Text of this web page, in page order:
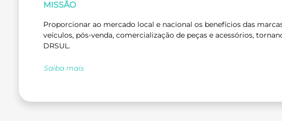
MISSÃO
Proporcionar ao mercado local e nacional os benefícios das
veículos, pós-venda, comercialização de peças e acessórios,
DRSUL.
Saiba mais